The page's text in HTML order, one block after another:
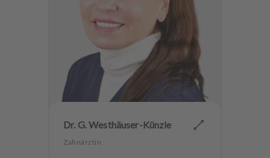
Dr. G. Westhäuser-Künzle
Zahnärztin